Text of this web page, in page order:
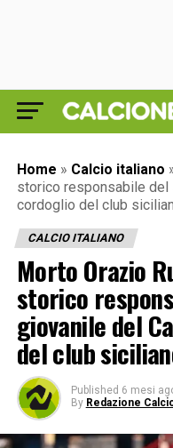
Home » Calcio italiano
storico responsabile del
cordoglio del club
CALCIO ITALIANO
Morto Orazio
storico
giovanile del
del club
Published 6 mesi
By Redazione